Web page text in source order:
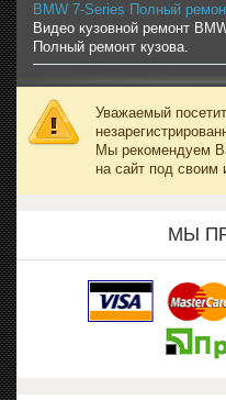
BMW 7-Series Полный
Видео кузовной ремонт
Полный ремонт кузова.
Уважаемый
Мы рекомендуем
на сайт под своим
МЫ